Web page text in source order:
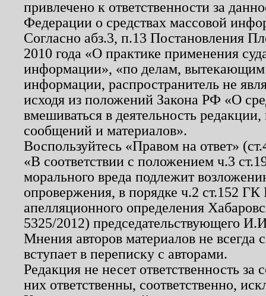
привлечено к ответственности за
Федерации о средствах массовой
Согласно абз.3, п.13 Постановления
2010 года «О практике применения
информации», «по делам, вытекающим
информации, распространитель не
исходя из положений Закона РФ «О
вмешиваться в деятельность
сообщений и материалов».
Воспользуйтесь «Правом на ответ»
«В соответствии с положением ч.3
морального вреда подлежит
опровержения, в порядке ч.2 ст.152
апелляционного определения
5325/2012) председательствующего
Мнения авторов материалов не
вступает в переписку с авторами.
Редакция не несет ответственность
них ответственны, соответственно,